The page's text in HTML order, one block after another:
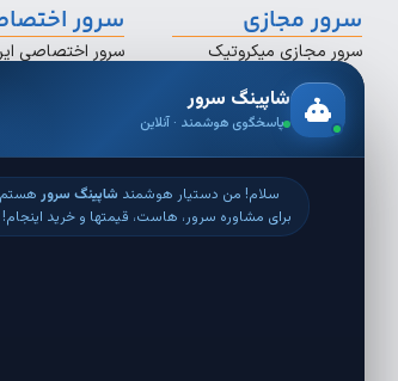
سرور مجازی
سرور مجازی میکروتیک
سرور مجازی لینوکس
سرور مجازی ویندوز
سرور مجازی ترید
سرور مجازی فارکس
سرور مجازی اقتصادی
سرور
سرور اختصاصی
سرور اختصاصی
سرور اختصاصی
سرور اختصاصی
سرور اختصاصی